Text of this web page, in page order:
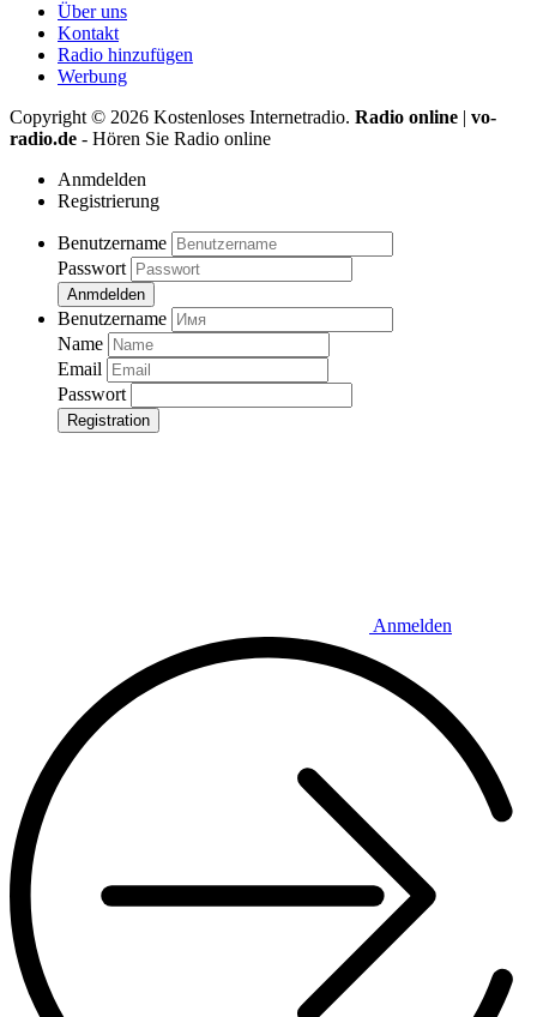
Über uns
Kontakt
Radio hinzufügen
Werbung
Copyright © 2026 Kostenloses Internetradio. Radio online | vo-
radio.de - Hören Sie Radio online
Anmdelden
Registrierung
Benutzername
Passwort
Anmdelden
Benutzername
Name
Email
Passwort
Registration
Anmelden